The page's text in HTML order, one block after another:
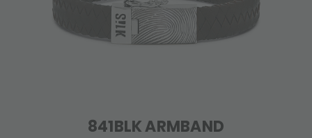
841BLK ARMBAND